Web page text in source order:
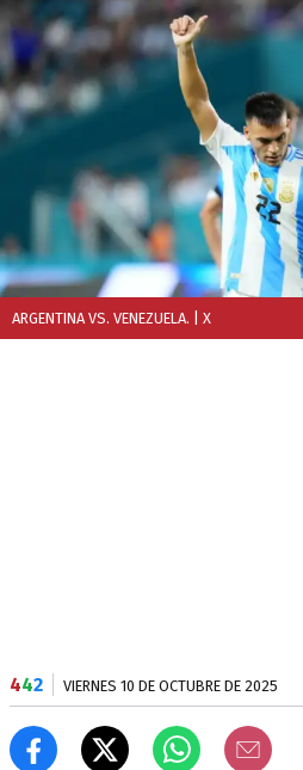
ARGENTINA VS. VENEZUELA. | X
442 VIERNES 10 DE OCTUBRE DE 2025